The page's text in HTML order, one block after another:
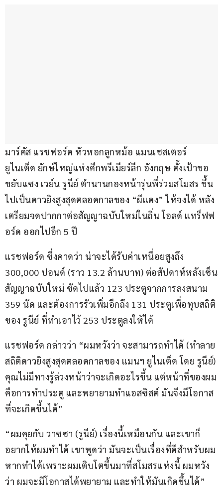
มาร์คัส แรชฟอร์ด หัวหอกลูกหม้อ แมนเชสเตอร์
ยูไนเต็ด ยักษ์ใหญ่แห่งศึกพรีเมียร์ลีก อังกฤษ ตั้งเป้าขอ
ขยับแซง เวย์น รูนีย์ ตำนานกองหน้ารุ่นพี่ร่วมสโมสร ขึ้น
ไปเป็นดาวยิงสูงสุดตลอดกาลของ “ผีแดง” ให้จงได้ หลัง
เตรียมจดปากกาต่อสัญญาฉบับใหม่ในถิ่น โอลด์ แทร็ฟฟ
อร์ด ออกไปอีก 5 ปี
แรชฟอร์ด ซึ่งคาดว่า น่าจะได้รับค่าเหนื่อยสูงถึง
300,000 ปอนด์ (ราว 13.2 ล้านบาท) ต่อสัปดาห์หลังเซ็น
สัญญาฉบับใหม่ ซัดไปแล้ว 123 ประตูจากการลงสนาม
359 นัด และต้องการรัวเพิ่มอีกถึง 131 ประตูเพื่อทุบสถิติ
ของ รูนีย์ ที่ทำเอาไว้ 253 ประตูลงให้ได้
แรชฟอร์ด กล่าวว่า “ผมหวังว่า จะสามารถทำได้ (ทำลาย
สถิติดาวยิงสูงสุดตลอดกาลของ แมนฯ ยูไนเต็ด โดย รูนีย์)
คุณไม่มีทางรู้ล่วงหน้าว่าจะเกิดอะไรขึ้น แต่หน้าที่ของผม
คือการทำประตู และพยายามทำแอสซิสต์ มันจึงมีโอกาส
ที่จะเกิดขึ้นได้”
“ผมคุยกับ วาซซา (รูนีย์) เรื่องนี้เหมือนกัน และเขาก็
อยากให้ผมทำได้ เขาพูดว่า มันจะเป็นเรื่องที่ดีสำหรับผม
หากทำได้เพราะผมเติบโตขึ้นมาที่สโมสรแห่งนี้ ผมหวัง
ว่า ผมจะมีโอกาสได้พยายาม และทำให้มันเกิดขึ้นได้”